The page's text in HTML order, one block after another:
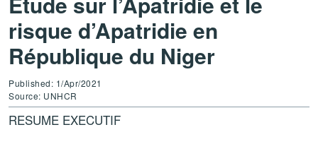
risque d’Apatridie en
République du Niger
Published: 1/Apr/2021
Source: UNHCR
RESUME EXECUTIF